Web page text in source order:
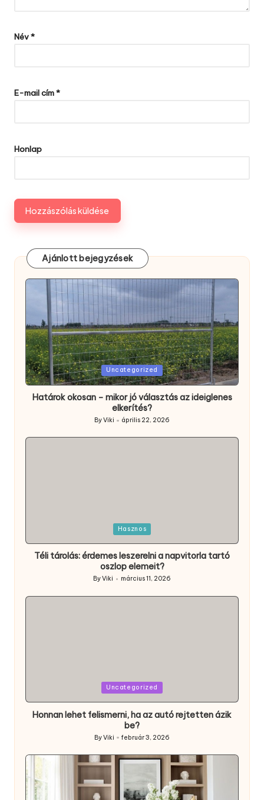
Név*
E-mail cím*
Honlap
Ajánlott bejegyzések
Posted
in
Uncategorized
Határok okosan – mikor jó választás az ideiglenes
elkerítés?
Posted
by
ByViki április 22, 2026
Hasznos
Téli tárolás: érdemes leszerelni a napvitorla tartó
oszlop elemeit?
Posted
ByViki március 11, 2026
Uncategorized
Honnan lehet felismerni, ha az autó rejtetten ázik
be?
Posted
by
ByViki február 3, 2026